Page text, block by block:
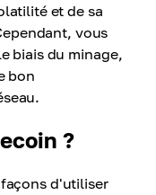
et de sa
vous
biais du minage,
bon
?
d'utiliser